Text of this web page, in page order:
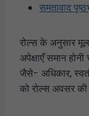
समतावाद
रोल्स के अनुसार मूल
अपेक्षाएँ समान
जैसे- अधिकार,
को रोल्स अवसर